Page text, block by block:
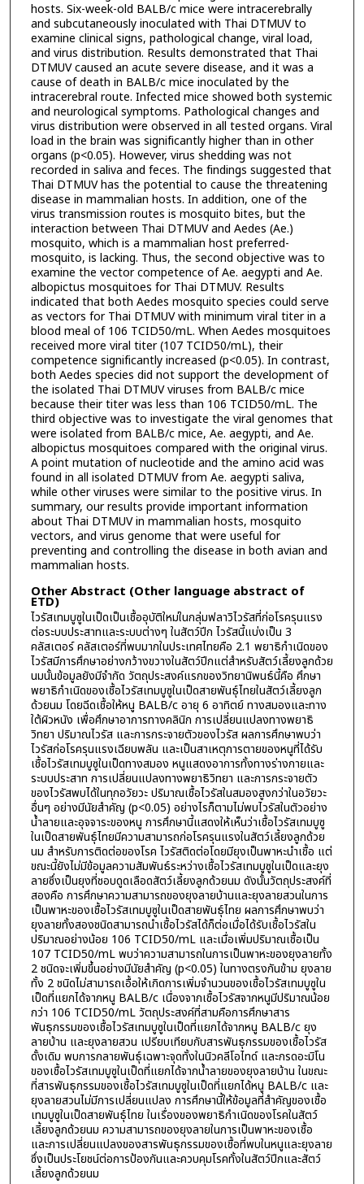
hosts. Six-week-old BALB/c mice were intracerebrally
and subcutaneously inoculated with Thai DTMUV to
examine clinical signs, pathological change, viral load,
and virus distribution. Results demonstrated that Thai
DTMUV caused an acute severe disease, and it was a
cause of death in BALB/c mice inoculated by the
intracerebral route. Infected mice showed both systemic
and neurological symptoms. Pathological changes and
virus distribution were observed in all tested organs. Viral
load in the brain was significantly higher than in other
organs (p<0.05). However, virus shedding was not
recorded in saliva and feces. The findings suggested that
Thai DTMUV has the potential to cause the threatening
disease in mammalian hosts. In addition, one of the
virus transmission routes is mosquito bites, but the
interaction between Thai DTMUV and Aedes (Ae.)
mosquito, which is a mammalian host preferred-
mosquito, is lacking. Thus, the second objective was to
examine the vector competence of Ae. aegypti and Ae.
albopictus mosquitoes for Thai DTMUV. Results
indicated that both Aedes mosquito species could serve
as vectors for Thai DTMUV with minimum viral titer in a
blood meal of 106 TCID50/mL. When Aedes mosquitoes
received more viral titer (107 TCID50/mL), their
competence significantly increased (p<0.05). In contrast,
both Aedes species did not support the development of
the isolated Thai DTMUV viruses from BALB/c mice
because their titer was less than 106 TCID50/mL. The
third objective was to investigate the viral genomes that
were isolated from BALB/c mice, Ae. aegypti, and Ae.
albopictus mosquitoes compared with the original virus.
A point mutation of nucleotide and the amino acid was
found in all isolated DTMUV from Ae. aegypti saliva,
while other viruses were similar to the positive virus. In
summary, our results provide important information
about Thai DTMUV in mammalian hosts, mosquito
vectors, and virus genome that were useful for
preventing and controlling the disease in both avian and
mammalian hosts.
Other Abstract (Other language abstract of
ETD)
ไวรัสเทมบูซูในเป็ดเป็นเชื้ออุบัติใหม่ในกลุ่มฟลาวิไวรัสที่ก่อโรครุนแรง
ต่อระบบประสาทและระบบต่างๆ ในสัตว์ปีก ไวรัสนี้แบ่งเป็น 3
คลัสเตอร์ คลัสเตอร์ที่พบมากในประเทศไทยคือ 2.1 พยาธิกำเนิดของ
ไวรัสมีการศึกษาอย่างกว้างขวางในสัตว์ปีกแต่สำหรับสัตว์เลี้ยงลูกด้วย
นมนั้นข้อมูลยังมีจำกัด วัตถุประสงค์แรกของวิทยานิพนธ์นี้คือ ศึกษา
พยาธิกำเนิดของเชื้อไวรัสเทมบูซูในเป็ดสายพันธุ์ไทยในสัตว์เลี้ยงลูก
ด้วยนม โดยฉีดเชื้อให้หนู BALB/c อายุ 6 อาทิตย์ ทางสมองและทาง
ใต้ผิวหนัง เพื่อศึกษาอาการทางคลินิก การเปลี่ยนแปลงทางพยาธิ
วิทยา ปริมาณไวรัส และการกระจายตัวของไวรัส ผลการศึกษาพบว่า
ไวรัสก่อโรครุนแรงเฉียบพลัน และเป็นสาเหตุการตายของหนูที่ได้รับ
เชื้อไวรัสเทมบูซูในเป็ดทางสมอง หนูแสดงอาการทั้งทางร่างกายและ
ระบบประสาท การเปลี่ยนแปลงทางพยาธิวิทยา และการกระจายตัว
ของไวรัสพบได้ในทุกอวัยวะ ปริมาณเชื้อไวรัสในสมองสูงกว่าในอวัยวะ
อื่นๆ อย่างมีนัยสำคัญ (p<0.05) อย่างไรก็ตามไม่พบไวรัสในตัวอย่าง
น้ำลายและอุจจาระของหนู การศึกษานี้แสดงให้เห็นว่าเชื้อไวรัสเทมบูซู
ในเป็ดสายพันธุ์ไทยมีความสามารถก่อโรครุนแรงในสัตว์เลี้ยงลูกด้วย
นม สำหรับการติดต่อของโรค ไวรัสติดต่อโดยมียุงเป็นพาหะนำเชื้อ แต่
ขณะนี้ยังไม่มีข้อมูลความสัมพันธ์ระหว่างเชื้อไวรัสเทมบูซูในเป็ดและยุง
ลายซึ่งเป็นยุงที่ชอบดูดเลือดสัตว์เลี้ยงลูกด้วยนม ดังนั้นวัตถุประสงค์ที่
สองคือ การศึกษาความสามารถของยุงลายบ้านและยุงลายสวนในการ
เป็นพาหะของเชื้อไวรัสเทมบูซูในเป็ดสายพันธุ์ไทย ผลการศึกษาพบว่า
ยุงลายทั้งสองชนิดสามารถนำเชื้อไวรัสได้ก็ต่อเมื่อได้รับเชื้อไวรัสใน
ปริมาณอย่างน้อย 106 TCID50/mL และเมื่อเพิ่มปริมาณเชื้อเป็น
107 TCID50/mL พบว่าความสามารถในการเป็นพาหะของยุงลายทั้ง
2 ชนิดจะเพิ่มขึ้นอย่างมีนัยสำคัญ (p<0.05) ในทางตรงกันข้าม ยุงลาย
ทั้ง 2 ชนิดไม่สามารถเอื้อให้เกิดการเพิ่มจำนวนของเชื้อไวรัสเทมบูซูใน
เป็ดที่แยกได้จากหนู BALB/c เนื่องจากเชื้อไวรัสจากหนูมีปริมาณน้อย
กว่า 106 TCID50/mL วัตถุประสงค์ที่สามคือการศึกษาสาร
พันธุกรรมของเชื้อไวรัสเทมบูซูในเป็ดที่แยกได้จากหนู BALB/c ยุง
ลายบ้าน และยุงลายสวน เปรียบเทียบกับสารพันธุกรรมของเชื้อไวรัส
ดั้งเดิม พบการกลายพันธุ์เฉพาะจุดทั้งในนิวคลีโอไทด์ และกรดอะมิโน
ของเชื้อไวรัสเทมบูซูในเป็ดที่แยกได้จากน้ำลายของยุงลายบ้าน ในขณะ
ที่สารพันธุกรรมของเชื้อไวรัสเทมบูซูในเป็ดที่แยกได้หนู BALB/c และ
ยุงลายสวนไม่มีการเปลี่ยนแปลง การศึกษานี้ให้ข้อมูลที่สำคัญของเชื้อ
เทมบูซูในเป็ดสายพันธุ์ไทย ในเรื่องของพยาธิกำเนิดของโรคในสัตว์
เลี้ยงลูกด้วยนม ความสามารถของยุงลายในการเป็นพาหะของเชื้อ
และการเปลี่ยนแปลงของสารพันธุกรรมของเชื้อที่พบในหนูและยุงลาย
ซึ่งเป็นประโยชน์ต่อการป้องกันและควบคุมโรคทั้งในสัตว์ปีกและสัตว์
เลี้ยงลูกด้วยนม